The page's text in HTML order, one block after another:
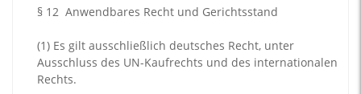
§ 12 Anwendbares Recht und Gerichtsstand
(1) Es gilt ausschließlich deutsches Recht, unter
Ausschluss des UN-Kaufrechts und des internationalen
Rechts.